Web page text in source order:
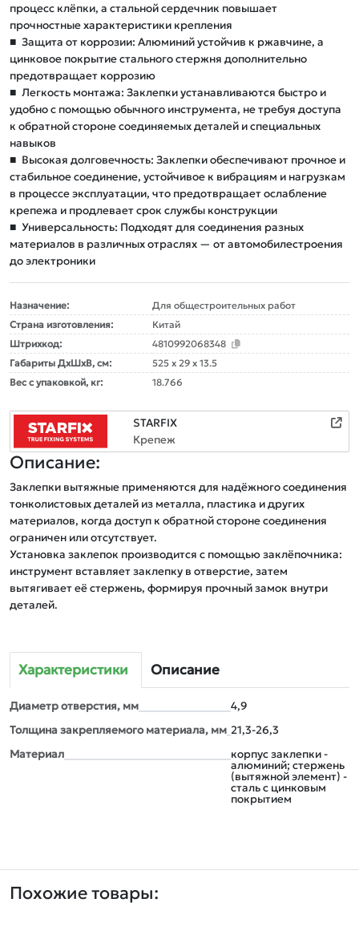
процесс клёпки, а стальной сердечник повышает
прочностные характеристики крепления
■ Защита от коррозии: Алюминий устойчив к ржавчине, а
цинковое покрытие стального стержня дополнительно
предотвращает коррозию
■ Легкость монтажа: Заклепки устанавливаются быстро и
удобно с помощью обычного инструмента, не требуя доступа
к обратной стороне соединяемых деталей и специальных
навыков
■ Высокая долговечность: Заклепки обеспечивают прочное и
стабильное соединение, устойчивое к вибрациям и нагрузкам
в процессе эксплуатации, что предотвращает ослабление
крепежа и продлевает срок службы конструкции
■ Универсальность: Подходят для соединения разных
материалов в различных отраслях — от автомобилестроения
до электроники
Назначение:
Для общестроительных работ
Страна изготовления:
Китай
Штрихкод:
4810992068348
Габариты ДxШxВ, см:
525 x 29 x 13.5
Вес с упаковкой, кг:
18.766
STARFIX
Крепеж
Описание:
Заклепки вытяжные применяются для надёжного соединения
тонколистовых деталей из металла, пластика и других
материалов, когда доступ к обратной стороне соединения
ограничен или отсутствует.
Установка заклепок производится с помощью заклёпочника:
инструмент вставляет заклепку в отверстие, затем
вытягивает её стержень, формируя прочный замок внутри
деталей.
Характеристики Описание
Диаметр отверстия, мм
4,9
Толщина закрепляемого материала, мм 21,3-26,3
Материал
корпус заклепки -
алюминий; стержень
(вытяжной элемент) -
сталь с цинковым
покрытием
Похожие товары: